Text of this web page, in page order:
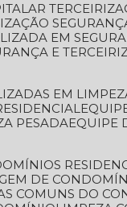
EM
E
EM
PESADA
DE
COMUNS DO